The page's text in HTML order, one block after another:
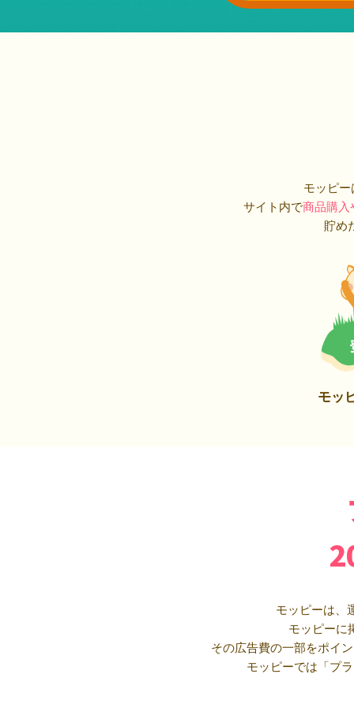
モッピ
サイト内で商品購入
貯め
モッ
モッピーは、
モッピーに
その広告費の一部をポイ
モッピーでは「プ